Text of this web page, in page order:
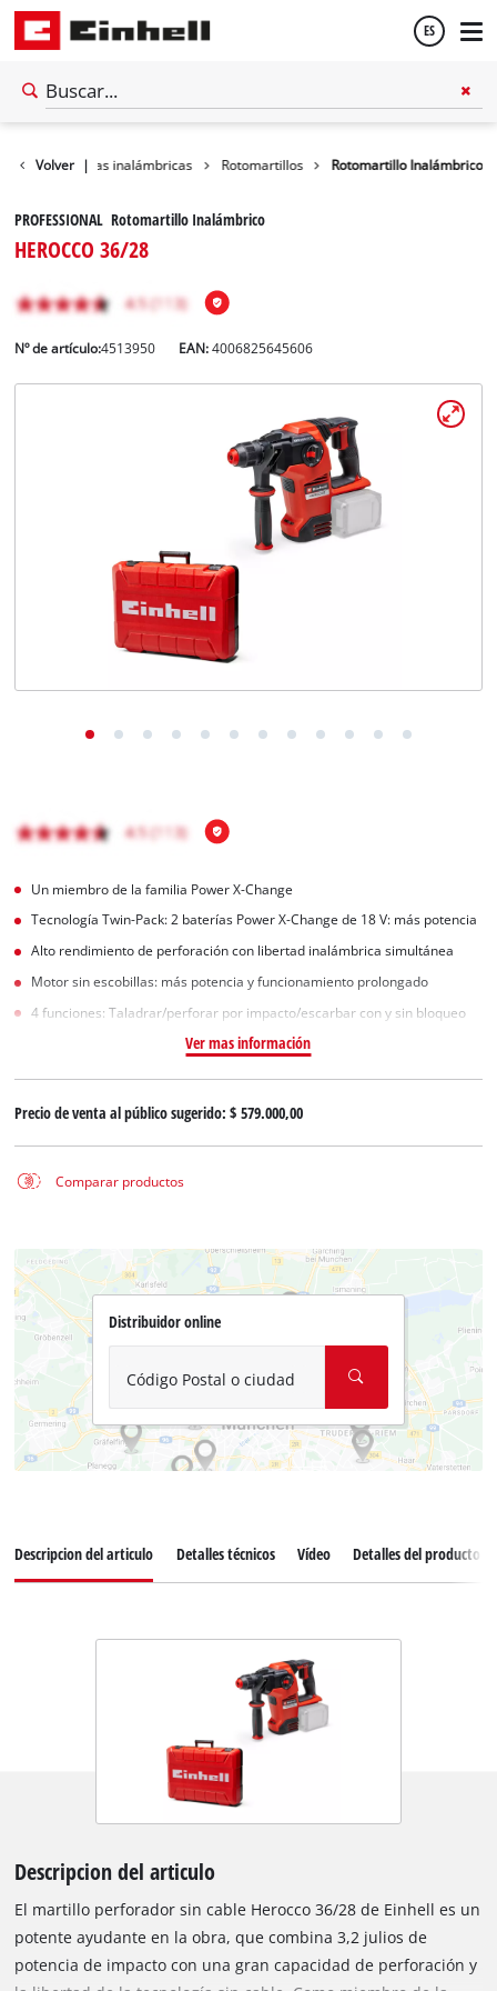
ES
Volver |
Herramientas inalámbricas Rotomartillos Rotomartillo Inalámbrico
PROFESSIONAL Rotomartillo Inalámbrico
HEROCCO 36/28
Nº de artículo:4513950 EAN:4006825645606
Un miembro de la familia Power X-Change
Tecnología Twin-Pack: 2 baterías Power X-Change de 18 V: más potencia
Alto rendimiento de perforación con libertad inalámbrica simultánea
Motor sin escobillas: más potencia y funcionamiento prolongado
4 funciones: Taladrar/perforar por impacto/escarbar con y sin bloqueo
Ver mas información
Precio de venta al público sugerido:$ 579.000,00
Comparar productos
Distribuidor online
Código Postal o ciudad
Descripcion del articulo Detalles técnicos Vídeo Detalles del producto
Descripcion del articulo
El martillo perforador sin cable Herocco 36/28 de Einhell es un
potente ayudante en la obra, que combina 3,2 julios de
potencia de impacto con una gran capacidad de perforación y